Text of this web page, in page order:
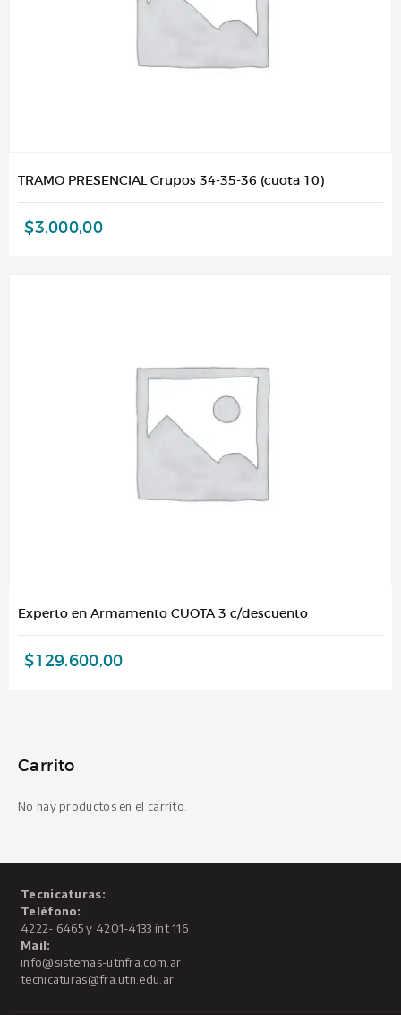
TRAMO PRESENCIAL Grupos 34-35-36 (cuota 10)
$3.000,00
Experto en Armamento CUOTA 3 c/descuento
$129.600,00
Carrito
No hay productos en el carrito.
Tecnicaturas:
Teléfono:
4222- 6465 y 4201-4133 int 116
Mail:
info@sistemas-utnfra.com.ar
tecnicaturas@fra.utn.edu.ar